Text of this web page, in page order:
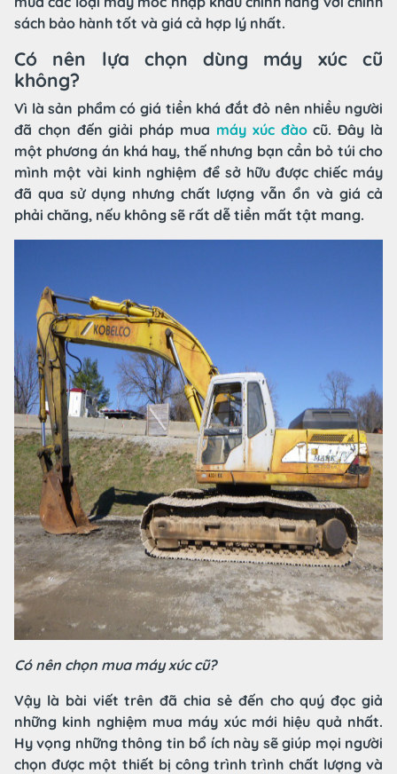
sách bảo hành tốt và giá cả hợp lý nhất.
Có nên lựa chọn dùng máy xúc cũ
không?
Vì là sản phẩm có giá tiền khá đắt đỏ nên nhiều người
đã chọn đến giải pháp mua máy xúc đàocũ. Đây là
một phương án khá hay, thế nhưng bạn cần bỏ túi cho
mình một vài kinh nghiệm để sở hữu được chiếc máy
đã qua sử dụng nhưng chất lượng vẫn ổn và giá cả
phải chăng, nếu không sẽ rất dễ tiền mất tật mang.
Có nên chọn mua máy xúc cũ?
Vậy là bài viết trên đã chia sẻ đến cho quý đọc giả
những kinh nghiệm mua máy xúc mới hiệu quả nhất.
Hy vọng những thông tin bổ ích này sẽ giúp mọi người
chọn được một thiết bị công trình trình chất lượng và